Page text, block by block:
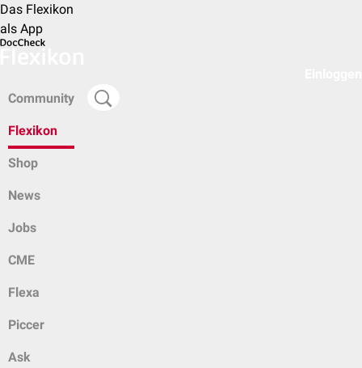
Das Flexikon
als App
Community
Flexikon
Shop
News
Jobs
CME
Flexa
Piccer
Ask